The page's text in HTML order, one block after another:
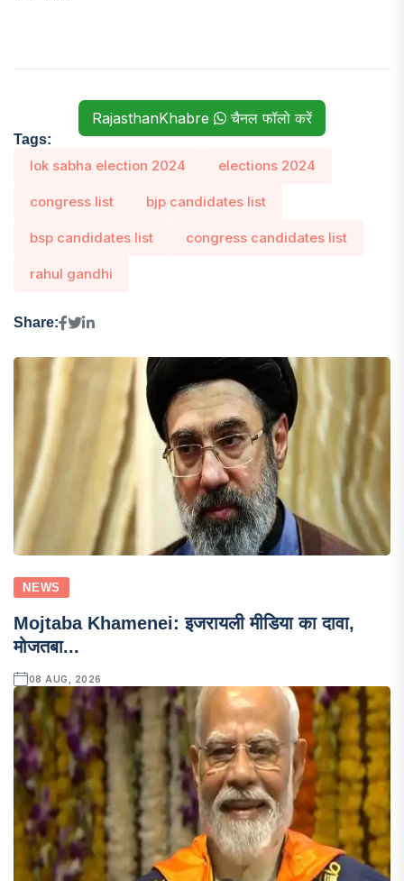
RajasthanKhabre चैनल फॉलो करें
Tags:
lok sabha election 2024 elections 2024
congress list bjp candidates list
bsp candidates list congress candidates list
rahul gandhi
Share:
NEWS
Mojtaba Khamenei: इजरायली मीडिया का दावा,
मोजतबा...
08 AUG, 2026